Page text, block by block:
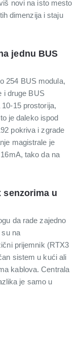
novi na isto mesto
dimenzija i staju
jednu BUS
254 BUS modula,
i druge BUS
15 prostorija,
je daleko ispod
pokriva i zgrade
magistrale je
tako da na
senzorima u
da rade zajedno
su na
prijemnik (RTX3
sistem u kući ali
kablova. Centrala
je samo u